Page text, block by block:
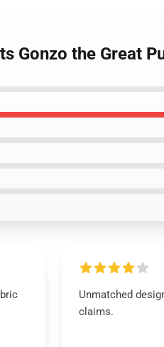
Gonzo the Great
Unmatched
claims.